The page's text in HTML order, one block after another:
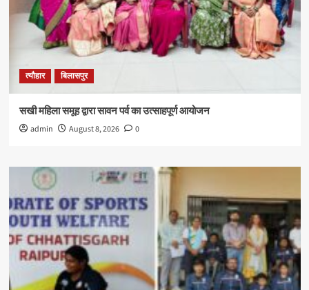
त्यौहार बिलासपुर
सखी महिला समूह द्वारा सावन पर्व का उत्साहपूर्ण आयोजन
admin August 8, 2026 0